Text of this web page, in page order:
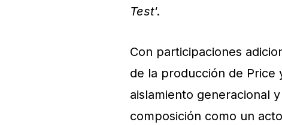
Test‘.
Con participaciones
de la producción de Price
aislamiento generacional
composición como un